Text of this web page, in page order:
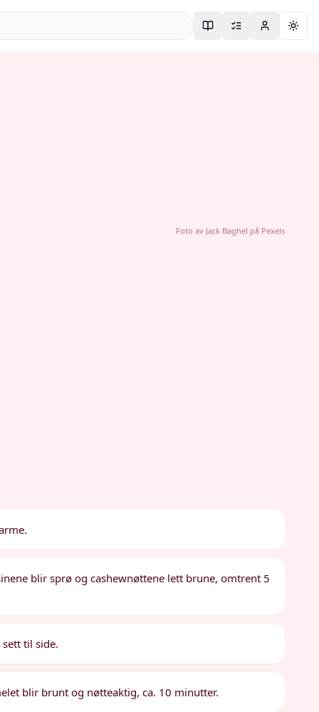
Foto av Jack Baghel på Pexels
blir sprø og cashewnøttene lett brune, omtrent 5
til side.
blir brunt og nøtteaktig, ca. 10 minutter.